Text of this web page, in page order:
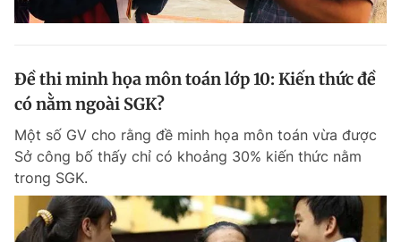
Đề thi minh họa môn toán lớp 10: Kiến thức đề
có nằm ngoài SGK?
Một số GV cho rằng đề minh họa môn toán vừa được
Sở công bố thấy chỉ có khoảng 30% kiến thức nằm
trong SGK.